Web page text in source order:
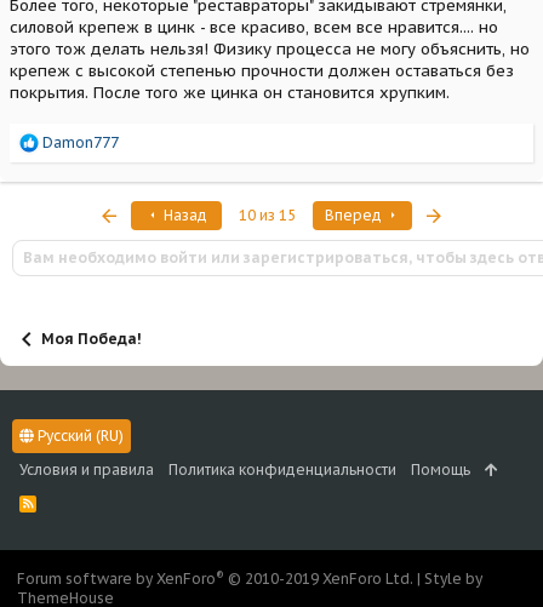
Более того, некоторые "реставраторы" закидывают стремянки,
силовой крепеж в цинк - все красиво, всем все нравится.... но
этого тож делать нельзя! Физику процесса не могу объяснить, но
крепеж с высокой степенью прочности должен оставаться без
покрытия. После того же цинка он становится хрупким.
Р
а
и
и
:
Damon777
ПервыйНазад 10 из 15 Вперед
Вам необходимо войти или зарегистрироваться, чтобы здесь
Моя Победа!
Русский (RU)
Условия и правила
Политика конфиденциальности Помощь
R
S
Forum software by XenForo® © 2010-2019 XenForo Ltd. | Style by
ThemeHouse